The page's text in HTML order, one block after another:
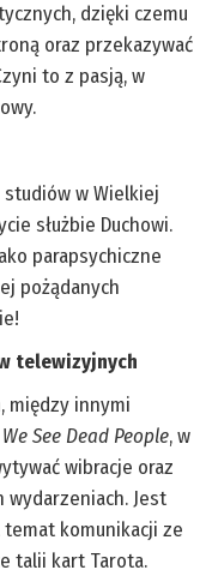
dzięki czemu
oraz przekazywać
to z pasją, w
w Wielkiej
służbie Duchowi.
parapsychiczne
pożądanych
telewizyjnych
między innymi
See Dead People, w
wibracje oraz
wydarzeniach. Jest
komunikacji ze
talii kart Tarota.